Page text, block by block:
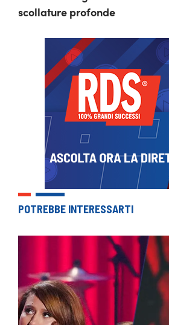
scollature profonde
POTREBBE INTERESSARTI